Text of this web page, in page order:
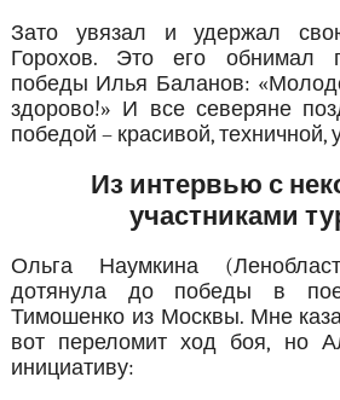
Зато увязал и удержал
Горохов. Это его обнимал
победы Илья Баланов:
здорово!» И все северяне
победой – красивой, техничной,
Из интервью с
участниками
Ольга Наумкина
дотянула до победы в
Тимошенко из Москвы. Мне
вот переломит ход боя, но
инициативу: